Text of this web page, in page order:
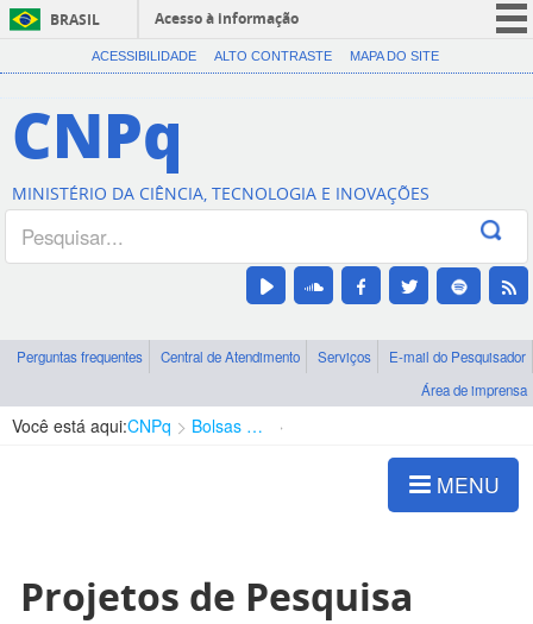
BRASIL
Acesso à informação
CORONAVÍRUS (COVID-19)
Canais
ACESSIBILIDADE ALTO CONTRASTE MAPA DO SITE
CNPq
MINISTÉRIO DA CIÊNCIA, TECNOLOGIA E INOVAÇÕES
Perguntas frequentes Central de Atendimento Serviços
E-mail do Pesquisador
Área de imprensa
Você está aqui:CNPq Bolsas e Auxílios Vigentes
MENU
Projetos de Pesquisa